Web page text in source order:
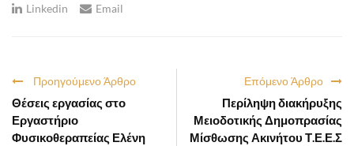
Linkedin
Email
Επόμενο Άρθρο
Περίληψη διακήρυξης
Μειοδοτικής Δημοπρασίας
Μίσθωσης Ακινήτου Τ.Ε.Ε.Σ
Προηγούμενο Άρθρο
Θέσεις εργασίας στο
Εργαστήριο
Φυσικοθεραπείας Ελένη